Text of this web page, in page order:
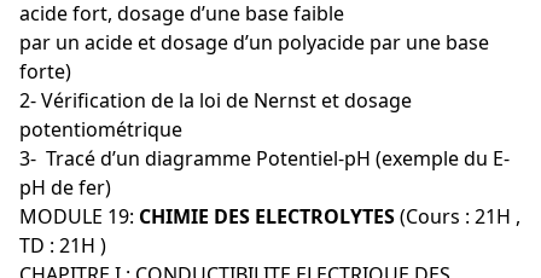
acide fort, dosage d’une base faible
par un acide et dosage d’un polyacide par une base
forte)
2- Vérification de la loi de Nernst et dosage
potentiométrique
3- Tracé d’un diagramme Potentiel-pH (exemple du E-
pH de fer)
MODULE 19: CHIMIE DES ELECTROLYTES(Cours : 21H ,
TD : 21H )